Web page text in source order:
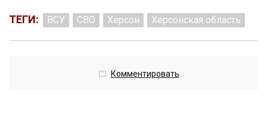
ТЕГИ: ВСУ СВО Херсон Херсонская область
Комментировать